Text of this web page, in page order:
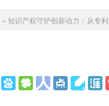
» 知识产权守护创新动力：从专